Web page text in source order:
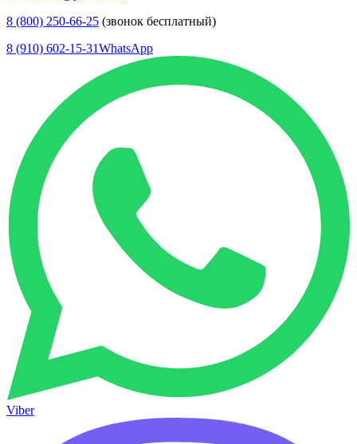
8 (800) 250-66-25 (звонок бесплатный)
8 (910) 602-15-31WhatsApp
Viber